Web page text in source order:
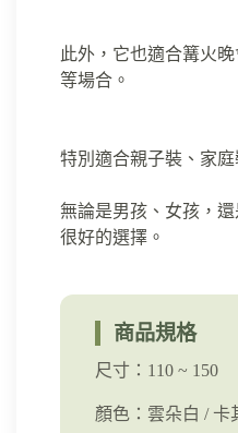
此外，它也適合篝火
等場合。
特別適合親子裝、家庭
無論是男孩、女孩，
商品規格
尺寸：110 ~ 150
顏色：雲朵白 / 卡